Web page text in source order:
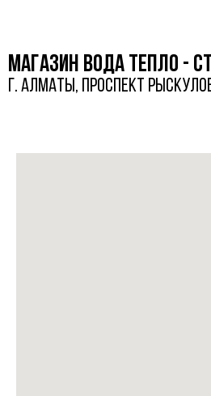
магазин вода тепло -
г. Алматы, проспект